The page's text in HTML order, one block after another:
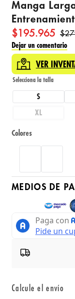
4 . guayos
5. gorras
Manga
$195.965 $
Dejar un comentario
VER
S
XL
Colores
MEDIOS DE
Calcule el envío